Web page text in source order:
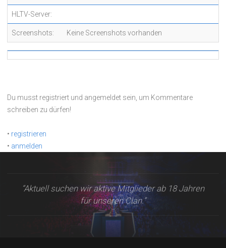
HLTV-Server:
Screenshots: Keine Screenshots vorhanden
Du musst registriert und angemeldet sein, um Kommentare
schreiben zu dürfen!
• registrieren
• anmelden
“Aktuell suchen wir aktive Mitglieder ab 18 Jahren
für unseren Clan.”